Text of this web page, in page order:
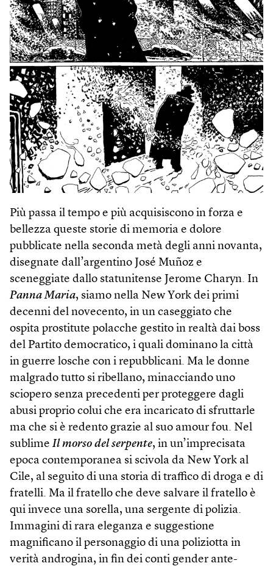
Più passa il tempo e più acquisiscono in forza e
bellezza queste storie di memoria e dolore
pubblicate nella seconda metà degli anni novanta,
disegnate dall’argentino José Muñoz e
sceneggiate dallo statunitense Jerome Charyn. In
Panna Maria, siamo nella New York dei primi
decenni del novecento, in un caseggiato che
ospita prostitute polacche gestito in realtà dai boss
del Partito democratico, i quali dominano la città
in guerre losche con i repubblicani. Ma le donne
malgrado tutto si ribellano, minacciando uno
sciopero senza precedenti per proteggere dagli
abusi proprio colui che era incaricato di sfruttarle
ma che si è redento grazie al suo amour fou. Nel
sublime Il morso del serpente, in un’imprecisata
epoca contemporanea si scivola da New York al
Cile, al seguito di una storia di traffico di droga e di
fratelli. Ma il fratello che deve salvare il fratello è
qui invece una sorella, una sergente di polizia.
Immagini di rara eleganza e suggestione
magnificano il personaggio di una poliziotta in
verità androgina, in fin dei conti gender ante-